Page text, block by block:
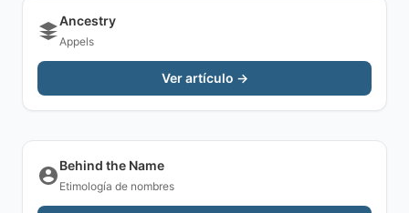
Ancestry
Appels
Ver artículo →
Behind the Name
Etimología de nombres